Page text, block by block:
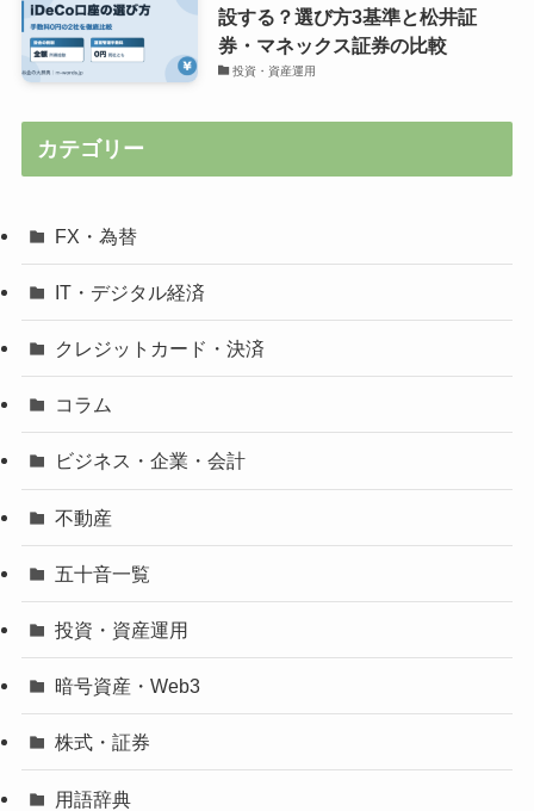
設する？選び方3基準と松井証
券・マネックス証券の比較
投資・資産運用
カテゴリー
FX・為替
IT・デジタル経済
クレジットカード・決済
コラム
ビジネス・企業・会計
不動産
五十音一覧
投資・資産運用
暗号資産・Web3
株式・証券
用語辞典